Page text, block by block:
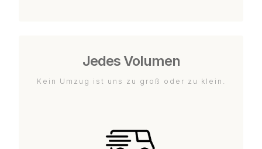
Jedes Volumen
Kein Umzug ist uns zu groß oder zu klein.